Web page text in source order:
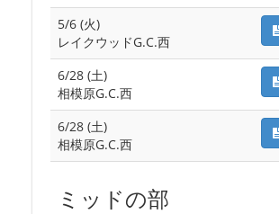
5/6 (火)
レイクウッドG.C.西
6/28 (土)
相模原G.C.西
6/28 (土)
相模原G.C.西
ミッドの部